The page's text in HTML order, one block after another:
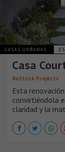
CASAS URBANAS
Casa
Buttrick Projects
Esta
convirtiéndola
claridad y la